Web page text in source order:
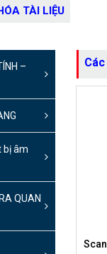
TÀI LIỆU
–
bị âm
QUAN